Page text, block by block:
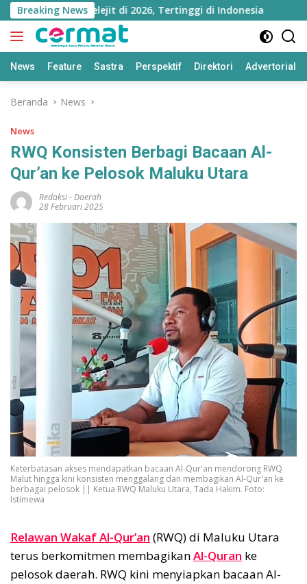
Langsung
ke
konten
Breaking News
Utara Melejit di 2026, Tertinggi di Indonesia
News Feature Sastra Perspektif Direktori Advertorial
Beranda News
News
RWQ Konsisten Berbagi Bacaan Al-
Qur’an ke Pelosok Maluku Utara
Redaksi-Daerah
28 Februari 2025
Keterbatasan akses mendapatkan bacaan Al-Qur'an mendorong RWQ
Malut hingga kini konsisten menggalang dan membagikan Al-Qur'an ke
berbagai pelosok || Ketua RWQ Maluku Utara, Tada Hakim. Foto:
Istimewa
Relawan Wakaf Al-Qur’an (RWQ) di Maluku Utara
terus berkomitmen membagikanAl-Quran ke
pelosok daerah. RWQ kini menyiapkan bacaan Al-